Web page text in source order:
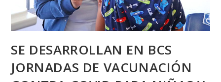
SE DESARROLLAN EN BCS
JORNADAS DE VACUNACIÓN